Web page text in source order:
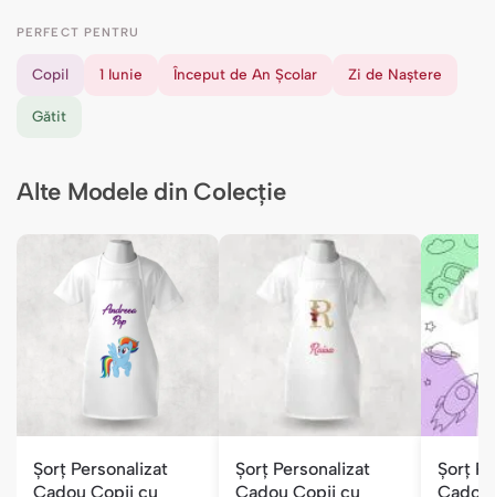
PERFECT PENTRU
Copil 1 Iunie Început de An Școlar Zi de Naștere
Gătit
Alte Modele din Colecție
Șorț Personalizat
Cadou Copii cu
Șorț Personalizat
Cadou Copii cu
Șorț